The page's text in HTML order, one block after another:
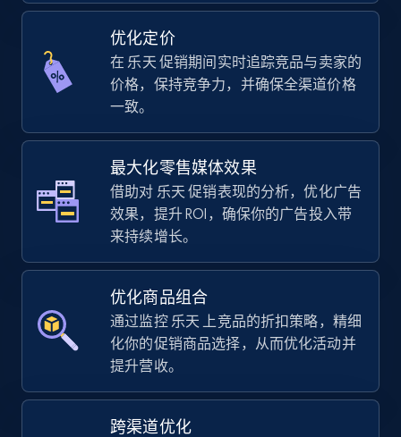
Specifications, Image urls, Top reviews, and
875+ 立即开始
TikTok Shop
URL, Title, Available, Description, Currency, Initial
price, Final price, Discount percent, and more.
TikTok Shop - category
URL, Title, Available, Description, Currency, Initial
price, Final price, Discount percent, and more.
优化定价
在 乐天 促销期间实时追踪竞品与卖家的
价格，保持竞争力，并确保全渠道价格
一致。
最大化零售媒体效果
借助对 乐天 促销表现的分析，优化广告
效果，提升 ROI，确保你的广告投入带
来持续增长。
优化商品组合
通过监控 乐天 上竞品的折扣策略，精细
化你的促销商品选择，从而优化活动并
提升营收。
跨渠道优化